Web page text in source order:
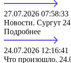
27.07.2026 07:58:33
Новости. Сургут
Подробнее
24.07.2026 12:16:41
Что произошло.